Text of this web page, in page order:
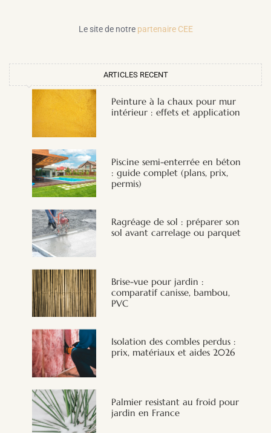
Le site de notre partenaire CEE
ARTICLES RECENT
Peinture à la chaux pour mur
intérieur : effets et application
Piscine semi-enterrée en béton
: guide complet (plans, prix,
permis)
Ragréage de sol : préparer son
sol avant carrelage ou parquet
Brise-vue pour jardin :
comparatif canisse, bambou,
PVC
Isolation des combles perdus :
prix, matériaux et aides 2026
Palmier resistant au froid pour
jardin en France